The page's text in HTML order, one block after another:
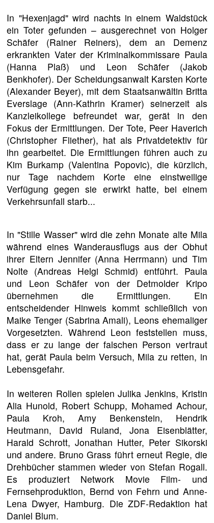
In "Hexenjagd" wird nachts in einem Waldstück
ein Toter gefunden – ausgerechnet von Holger
Schäfer (Rainer Reiners), dem an Demenz
erkrankten Vater der Kriminalkommissare Paula
(Hanna Plaß) und Leon Schäfer (Jakob
Benkhofer). Der Scheidungsanwalt Karsten Korte
(Alexander Beyer), mit dem Staatsanwältin Britta
Everslage (Ann-Kathrin Kramer) seinerzeit als
Kanzleikollege befreundet war, gerät in den
Fokus der Ermittlungen. Der Tote, Peer Haverich
(Christopher Fliether), hat als Privatdetektiv für
ihn gearbeitet. Die Ermittlungen führen auch zu
Kim Burkamp (Valentina Popovic), die kürzlich,
nur Tage nachdem Korte eine einstweilige
Verfügung gegen sie erwirkt hatte, bei einem
Verkehrsunfall starb...
In "Stille Wasser" wird die zehn Monate alte Mila
während eines Wanderausflugs aus der Obhut
ihrer Eltern Jennifer (Anna Herrmann) und Tim
Nolte (Andreas Helgi Schmid) entführt. Paula
und Leon Schäfer von der Detmolder Kripo
übernehmen die Ermittlungen. Ein
entscheidender Hinweis kommt schließlich von
Maike Tenger (Sabrina Amali), Leons ehemaliger
Vorgesetzten. Während Leon feststellen muss,
dass er zu lange der falschen Person vertraut
hat, gerät Paula beim Versuch, Mila zu retten, in
Lebensgefahr.
In weiteren Rollen spielen Julika Jenkins, Kristin
Alia Hunold, Robert Schupp, Mohamed Achour,
Paula Kroh, Amy Benkenstein, Hendrik
Heutmann, David Ruland, Jona Eisenblätter,
Harald Schrott, Jonathan Hutter, Peter Sikorski
und andere. Bruno Grass führt erneut Regie, die
Drehbücher stammen wieder von Stefan Rogall.
Es produziert Network Movie Film- und
Fernsehproduktion, Bernd von Fehrn und Anne-
Lena Dwyer, Hamburg. Die ZDF-Redaktion hat
Daniel Blum.